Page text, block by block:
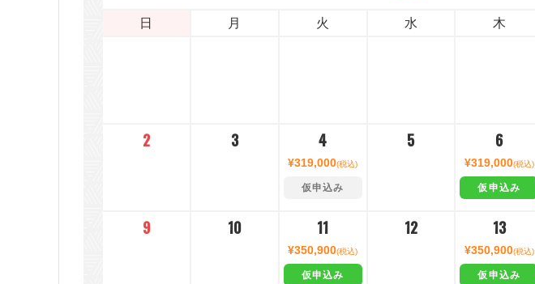
日 月 火 水 木
2 3 4
¥319,000(税込)
仮申込み
5 6
¥319,000(税込)
仮申込み
9 10 11
¥350,900(税込)
仮申込み
12 13
¥350,900(税込)
仮申込み